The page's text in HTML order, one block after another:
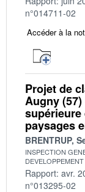
n°014711-02
Accéder à la
Projet de
Augny
paysages
BRENTRUP,
INSPECTION
Rapport: avr.
n°013295-02